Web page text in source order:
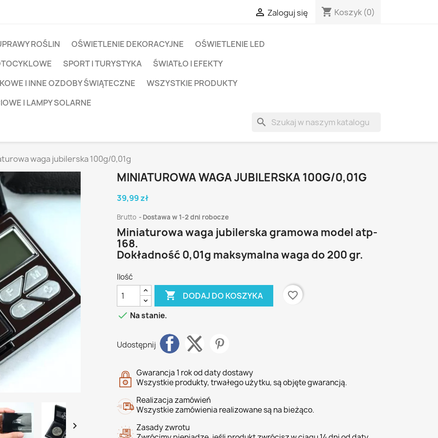
 Zaloguj się shopping_cart Koszyk (0)
ROŚLIN OŚWIETLENIE DEKORACYJNE
OŚWIETLENIE LED
SPORT I TURYSTYKA
ŚWIATŁO I EFEKTY
I INNE OZDOBY ŚWIĄTECZNE
WSZYSTKIE PRODUKTY
I LAMPY SOLARNE
search
waga jubilerska 100g/0,01g

MINIATUROWA WAGA JUBILERSKA 100G/0,01G
39,99 zł
Brutto Dostawa w 1-2 dni robocze
Miniaturowa waga jubilerska gramowa model atp-
168.
Dokładność 0,01g maksymalna waga do 200 gr.
Ilość
 DODAJ DO KOSZYKA
favorite_border
 Na stanie.
Udostępnij
Gwarancja 1 rok od daty dostawy
Wszystkie produkty, trwałego użytku, są objęte gwarancją.
Realizacja zamówień
Wszystkie zamówienia realizowane są na bieżąco.
Zasady zwrotu